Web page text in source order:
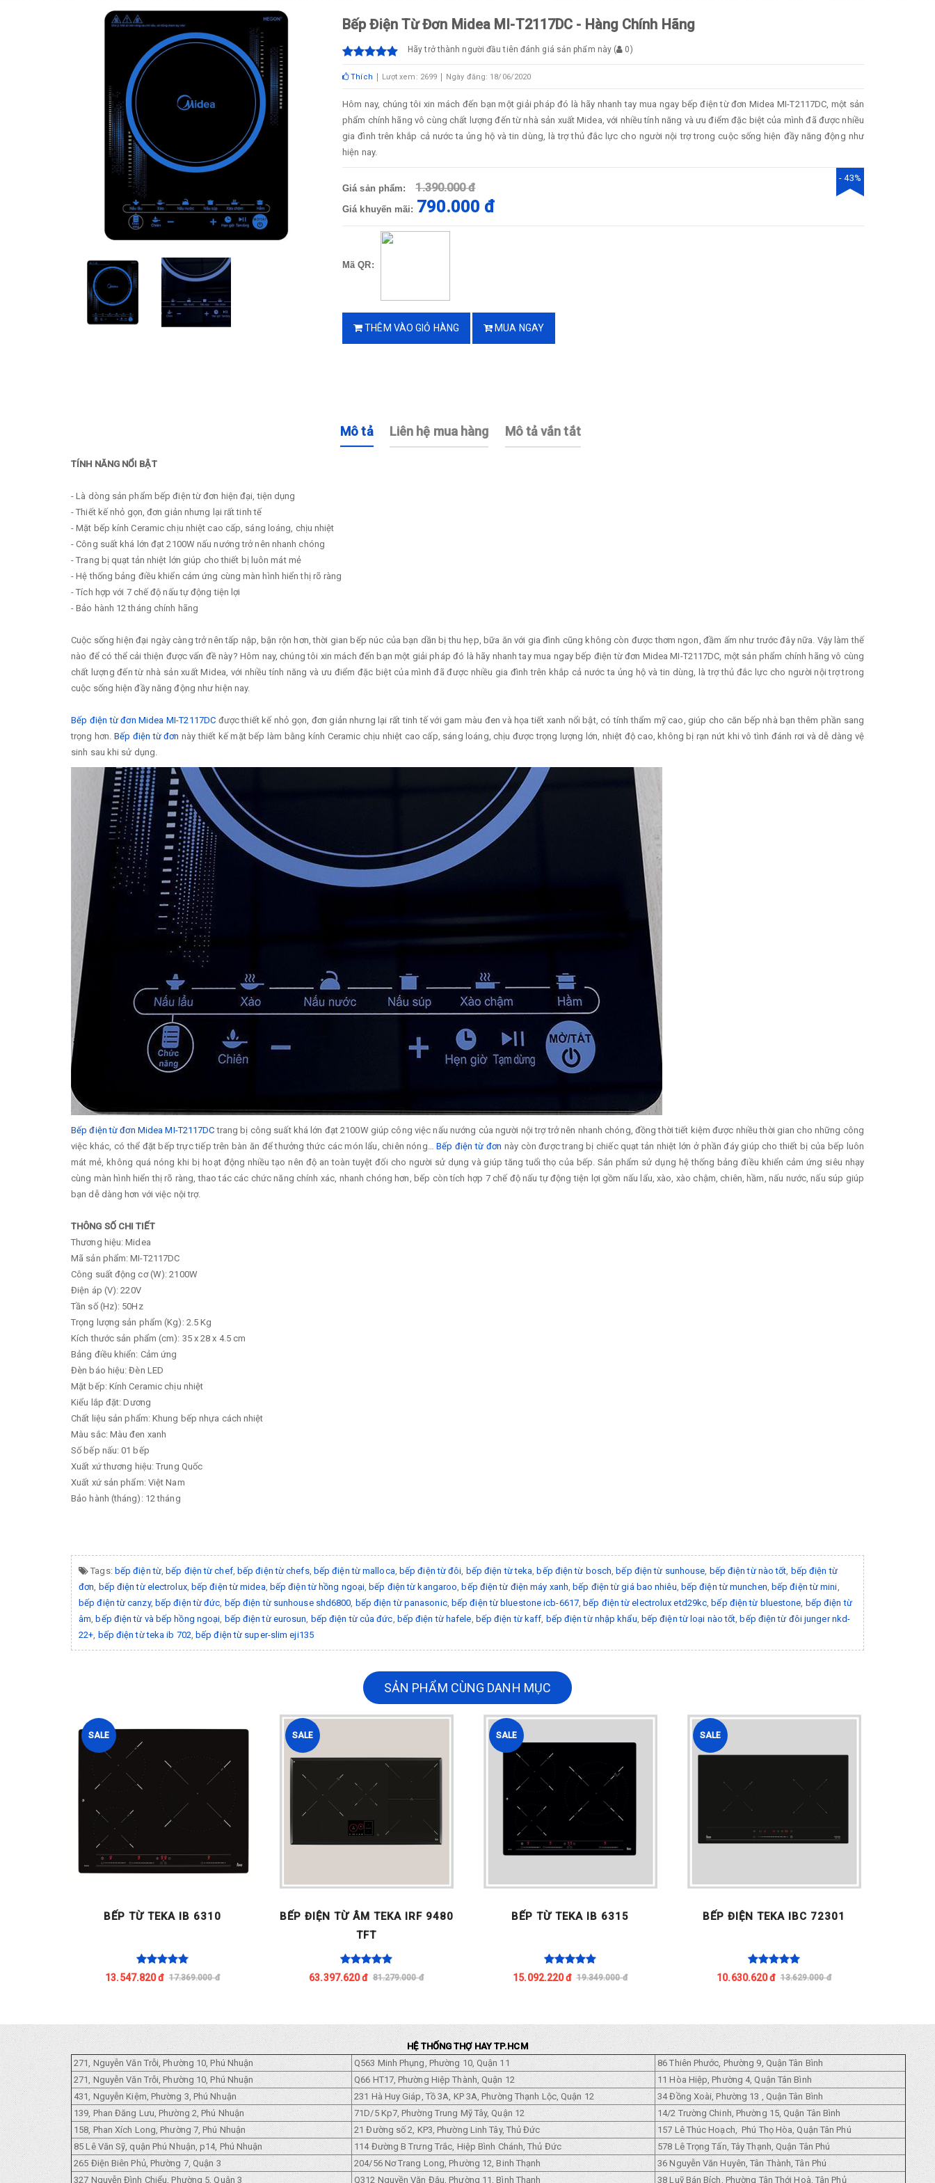
Bếp Điện Từ Đơn Midea MI-T2117DC - Hàng Chính Hãng
Hãy trở thành người đầu tiên đánh giá sản phẩm này ( 0)
Thích Lượt xem: 2699 Ngày đăng: 18/06/2020
Hôm nay, chúng tôi xin mách đến bạn một giải pháp đó là hãy nhanh tay mua ngay bếp điện từ đơn Midea MI-T2117DC, một sản
phẩm chính hãng vô cùng chất lượng đến từ nhà sản xuất Midea, với nhiều tính năng và ưu điểm đặc biệt của mình đã được nhiều
gia đình trên khắp cả nước ta ủng hộ và tin dùng, là trợ thủ đắc lực cho người nội trợ trong cuộc sống hiện đầy năng động như
hiện nay.
Giá sản phẩm: 1.390.000 đ
Giá khuyến mãi: 790.000 đ
- 43%
Mã QR:
THÊM VÀO GIỎ HÀNG MUA NGAY
Mô tả Liên hệ mua hàng Mô tả vắn tắt
TÍNH NĂNG NỔI BẬT
- Là dòng sản phẩm bếp điện từ đơn hiện đại, tiện dụng
- Thiết kế nhỏ gọn, đơn giản nhưng lại rất tinh tế
- Mặt bếp kính Ceramic chịu nhiệt cao cấp, sáng loáng, chịu nhiệt
- Công suất khá lớn đạt 2100W nấu nướng trở nên nhanh chóng
- Trang bị quạt tản nhiệt lớn giúp cho thiết bị luôn mát mẻ
- Hệ thống bảng điều khiển cảm ứng cùng màn hình hiển thị rõ ràng
- Tích hợp với 7 chế độ nấu tự động tiện lợi
- Bảo hành 12 tháng chính hãng
Cuộc sống hiện đại ngày càng trở nên tấp nập, bận rộn hơn, thời gian bếp núc của bạn dần bị thu hẹp, bữa ăn với gia đình cũng không còn được thơm ngon, đầm ấm như trước đây nữa. Vậy làm thế
nào để có thể cải thiện được vấn đề này? Hôm nay, chúng tôi xin mách đến bạn một giải pháp đó là hãy nhanh tay mua ngay bếp điện từ đơn Midea MI-T2117DC, một sản phẩm chính hãng vô cùng
chất lượng đến từ nhà sản xuất Midea, với nhiều tính năng và ưu điểm đặc biệt của mình đã được nhiều gia đình trên khắp cả nước ta ủng hộ và tin dùng, là trợ thủ đắc lực cho người nội trợ trong
cuộc sống hiện đầy năng động như hiện nay.
Bếp điện từ đơn Midea MI-T2117DC được thiết kế nhỏ gọn, đơn giản nhưng lại rất tinh tế với gam màu đen và họa tiết xanh nổi bật, có tính thẩm mỹ cao, giúp cho căn bếp nhà bạn thêm phần sang
trọng hơn. Bếp điện từ đơn này thiết kế mặt bếp làm bằng kính Ceramic chịu nhiệt cao cấp, sáng loáng, chịu được trọng lượng lớn, nhiệt độ cao, không bị rạn nứt khi vô tình đánh rơi và dễ dàng vệ
sinh sau khi sử dụng.
Bếp điện từ đơn Midea MI-T2117DC trang bị công suất khá lớn đạt 2100W giúp công việc nấu nướng của người nội trợ trở nên nhanh chóng, đồng thời tiết kiệm được nhiều thời gian cho những công
việc khác, có thể đặt bếp trực tiếp trên bàn ăn để thưởng thức các món lẩu, chiên nóng…Bếp điện từ đơn này còn được trang bị chiếc quạt tản nhiệt lớn ở phần đáy giúp cho thiết bị của bếp luôn
mát mẻ, không quá nóng khi bị hoạt động nhiều tạo nên độ an toàn tuyệt đối cho người sử dụng và giúp tăng tuổi thọ của bếp. Sản phẩm sử dụng hệ thống bảng điều khiển cảm ứng siêu nhạy
cùng màn hình hiển thị rõ ràng, thao tác các chức năng chính xác, nhanh chóng hơn, bếp còn tích hợp 7 chế độ nấu tự động tiện lợi gồm nấu lẩu, xào, xào chậm, chiên, hầm, nấu nước, nấu súp giúp
bạn dễ dàng hơn với việc nội trợ.
THÔNG SỐ CHI TIẾT
Thương hiệu: Midea
Mã sản phẩm: MI-T2117DC
Công suất động cơ (W): 2100W
Điện áp (V): 220V
Tần số (Hz): 50Hz
Trọng lượng sản phẩm (Kg): 2.5 Kg
Kích thước sản phẩm (cm): 35 x 28 x 4.5 cm
Bảng điều khiển: Cảm ứng
Đèn báo hiệu: Đèn LED
Mặt bếp: Kính Ceramic chịu nhiệt
Kiểu lắp đặt: Dương
Chất liệu sản phẩm: Khung bếp nhựa cách nhiệt
Màu sắc: Màu đen xanh
Số bếp nấu: 01 bếp
Xuất xứ thương hiệu: Trung Quốc
Xuất xứ sản phẩm: Việt Nam
Bảo hành (tháng): 12 tháng
Tags: bếp điện từ,bếp điện từ chef, bếp điện từ chefs, bếp điện từ malloca bếp điện từ đôi bếp điện từ teka ,bếp điện từ bosch ,bếp điện từ sunhouse bếp điện từ nào tốt bếp điện từ
đơn bếp điện từ electrolux, bếp điện từ midea bếp điện từ hồng ngoại ,bếp điện từ kangaroo ,bếp điện từ điện máy xanh ,bếp điện từ giá bao nhiêu bếp điện từ munchen bếp điện từ mini
bếp điện từ canzy, bếp điện từ đức bếp điện từ sunhouse shd6800 bếp điện từ panasonic, bếp điện từ bluestone icb-6617,bếp điện từ electrolux etd29kc ,bếp điện từ bluestone bếp điện từ
âm ,bếp điện từ và bếp hồng ngoại bếp điện từ eurosun bếp điện từ của đức bếp điện từ hafele bếp điện từ kaff bếp điện từ nhập khẩu bếp điện từ loại nào tốt ,bếp điện từ đôi junger nkd-
22+ bếp điện từ teka ib 702 ,bếp điện từ super-slim eji135
SẢN PHẨM CÙNG DANH MỤC
SALE
BẾP TỪ TEKA IB 6310
13.547.820 đ 17.369.000 đ
SALE
BẾP ĐIỆN TỪ ÂM TEKA IRF 9480
TFT
63.397.620 đ 81.279.000 đ
SALE
BẾP TỪ TEKA IB 6315
15.092.220 đ 19.349.000 đ
SALE
BẾP ĐIỆN TEKA IBC 72301
10.630.620 đ 13.629.000 đ
HỆ THỐNG THỢ HAY TP.HCM
271, Nguyễn Văn Trỗi, Phường 10, Phú Nhuận
Q563 Minh Phụng, Phường 10, Quận 11
86 Thiên Phước, Phường 9, Quận Tân Bình
271, Nguyễn Văn Trỗi, Phường 10, Phú Nhuận
Q66 HT17, Phường Hiệp Thành, Quận 12
11 Hòa Hiệp, Phường 4, Quận Tân Bình
431, Nguyễn Kiệm, Phường 3, Phú Nhuận
231 Hà Huy Giáp, Tồ 3A, KP 3A, Phường Thạnh Lộc, Quận 12
34 Đồng Xoài, Phường 13 , Quận Tân Bình
139, Phan Đăng Lưu, Phường 2, Phú Nhuận
71D/5 Kp7, Phường Trung Mỹ Tây, Quận 12
14/2 Trường Chinh, Phường 15, Quận Tân Bình
158, Phan Xích Long, Phường 7, Phú Nhuận
21 Đường số 2, KP3, Phường Linh Tây, Thủ Đức
157 Lê Thúc Hoạch, Phú Thọ Hòa, Quận Tân Phú
85 Lê Văn Sỹ, quận Phú Nhuận, p14, Phú Nhuận
114 Đường B Trưng Trắc, Hiệp Bình Chánh, Thủ Đức
578 Lê Trọng Tấn, Tây Thạnh, Quận Tân Phú
265 Điện Biên Phủ, Phường 7, Quận 3
204/56 Nơ Trang Long, Phường 12, Binh Thạnh
36 Nguyễn Văn Huyên, Tân Thành, Tân Phú
327 Nguyễn Đình Chiểu, Phường 5, Quận 3
Q312 Nguyền Văn Đậu, Phường 11, Bình Thạnh 38 Luỹ Bán Bích, Phường Tân Thới Hoà, Tân Phủ